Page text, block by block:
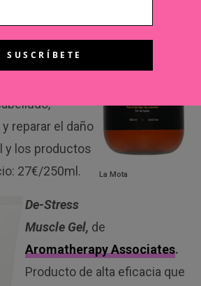
La Mota
y
del
reparar el daño
y los productos
27€/250ml.
De-Stress
Muscle Gel, de
Aromatherapy Associates.
Producto de alta eficacia que